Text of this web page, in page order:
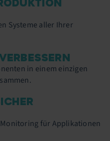
Systeme aller Ihrer
in einem einzigen
für Applikationen